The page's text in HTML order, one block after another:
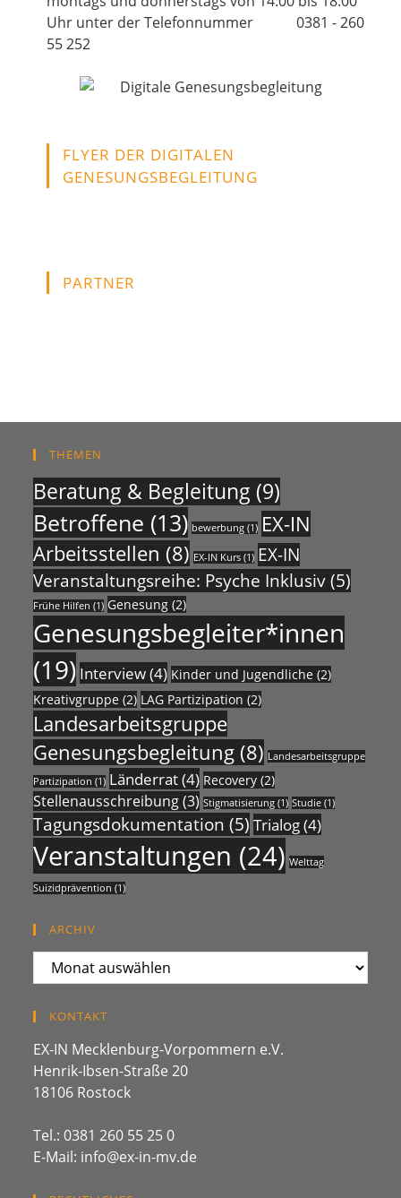
Uhr unter der Telefonnummer 0381 - 260
55 252
FLYER DER DIGITALEN
GENESUNGSBEGLEITUNG
PARTNER
THEMEN
Beratung & Begleitung (9)
Betroffene (13) bewerbung (1) EX-IN
Arbeitsstellen (8) EX-IN Kurs (1) EX-IN
Veranstaltungsreihe: Psyche Inklusiv(5)
Frühe Hilfen (1) Genesung (2)
Genesungsbegleiter*innen
(19) Interview(4) Kinder und Jugendliche (2)
Kreativgruppe (2) LAG Partizipation (2)
Landesarbeitsgruppe
Genesungsbegleitung (8) Landesarbeitsgruppe
Partizipation (1) Länderrat(4) Recovery (2)
Stellenausschreibung(3) Stigmatisierung (1) Studie (1)
Tagungsdokumentation (5) Trialog(4)
Veranstaltungen (24) Welttag
Suizidprävention (1)
ARCHIV
ARCHIV
KONTAKT
EX-IN Mecklenburg-Vorpommern e.V.
Henrik-Ibsen-Straße 20
18106 Rostock
Tel.: 0381 260 55 25 0
E-Mail: info@ex-in-mv.de